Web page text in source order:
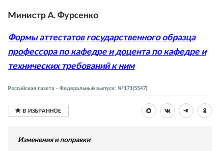
Министр А. Фурсенко
Формы аттестатов государственного образца
профессора по кафедре и доцента по кафедре и
технических требований к ним
Российская газета - Федеральный выпуск: №171(5547)
Изменения и поправки